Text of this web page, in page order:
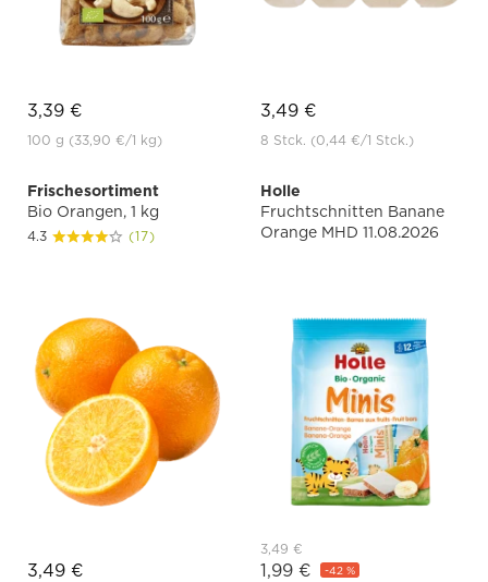
3,39 €
100 g (33,90 €/1 kg)
3,49 €
8 Stck. (0,44 €/1 Stck.)
Frischesortiment
Bio Orangen, 1 kg
4.3 (17)
3,49 €
Holle
Fruchtschnitten Banane
Orange MHD 11.08.2026
3,49 €
1,99 € -42 %